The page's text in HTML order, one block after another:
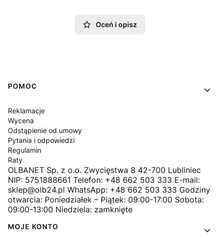
Oceń i opisz
Linki w stopce
POMOC
Reklamacje
Wycena
Odstąpienie od umowy
Pytania i odpowiedzi
Regulamin
Raty
OLBANET Sp. z o.o. Zwycięstwa 8 42-700 Lubliniec
NIP: 5751888661 Telefon: +48 662 503 333 E-mail:
sklep@olb24.pl WhatsApp: +48 662 503 333 Godziny
otwarcia: Poniedziałek – Piątek: 09:00-17:00 Sobota:
09:00-13:00 Niedziela: zamknięte
MOJE KONTO